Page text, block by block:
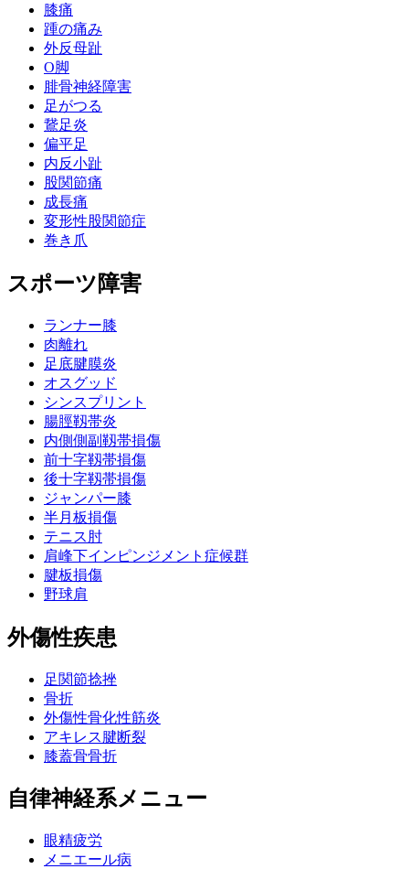
膝痛
踵の痛み
外反母趾
О脚
腓骨神経障害
足がつる
鵞足炎
偏平足
内反小趾
股関節痛
成長痛
変形性股関節症
巻き爪
スポーツ障害
ランナー膝
肉離れ
足底腱膜炎
オスグッド
シンスプリント
腸脛靱帯炎
内側側副靱帯損傷
前十字靱帯損傷
後十字靱帯損傷
ジャンパー膝
半月板損傷
テニス肘
肩峰下インピンジメント症候群
腱板損傷
野球肩
外傷性疾患
足関節捻挫
骨折
外傷性骨化性筋炎
アキレス腱断裂
膝蓋骨骨折
自律神経系メニュー
眼精疲労
メニエール病